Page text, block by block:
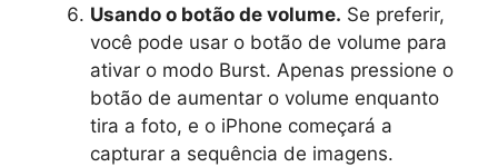
Usando o botão de volume. Se preferir,
você pode usar o botão de volume para
ativar o modo Burst. Apenas pressione o
botão de aumentar o volume enquanto
tira a foto, e o iPhone começará a
capturar a sequência de imagens.